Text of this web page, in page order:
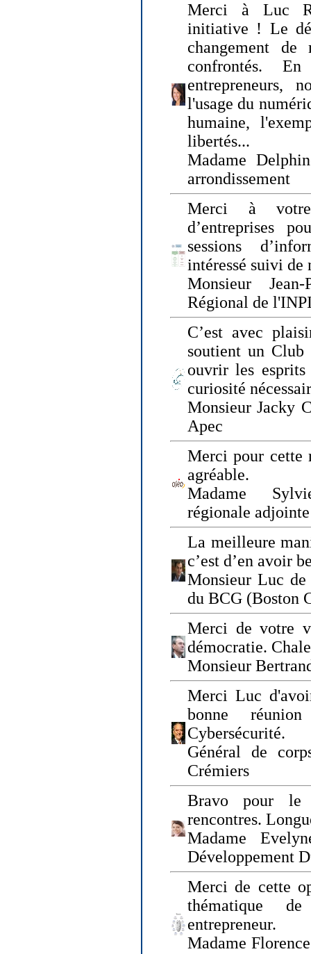
Merci à Luc
initiative ! Le
changement de
confrontés.
entrepreneurs,
l'usage du
humaine,
libertés...
Madame
arrondissement
Merci à
d’entreprises
sessions
intéressé suivi de
Monsieur
Régional de
C’est avec
soutient un Club
ouvrir les
curiosité
Monsieur Jacky
Apec
Merci pour cette
agréable.
Madame
régionale
La meilleure
c’est d’en avoir
Monsieur Luc de
du BCG (Boston
Merci de votre
démocratie.
Monsieur
Merci Luc
bonne
Cybersécurité.
Général de
Crémiers
Bravo pour le
rencontres.
Madame
Développement
Merci de cette
thématique
entrepreneur.
Madame